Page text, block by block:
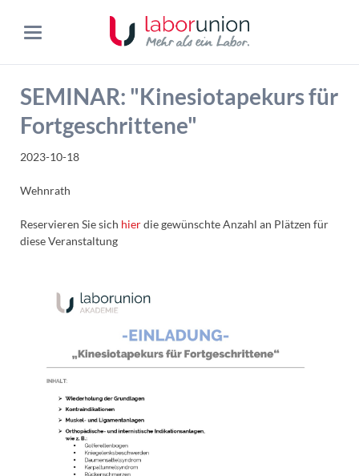
SEMINAR: "Kinesiotapekurs für
Fortgeschrittene"
2023-10-18
Wehnrath
Reservieren Sie sich hierdie gewünschte Anzahl an Plätzen für
diese Veranstaltung